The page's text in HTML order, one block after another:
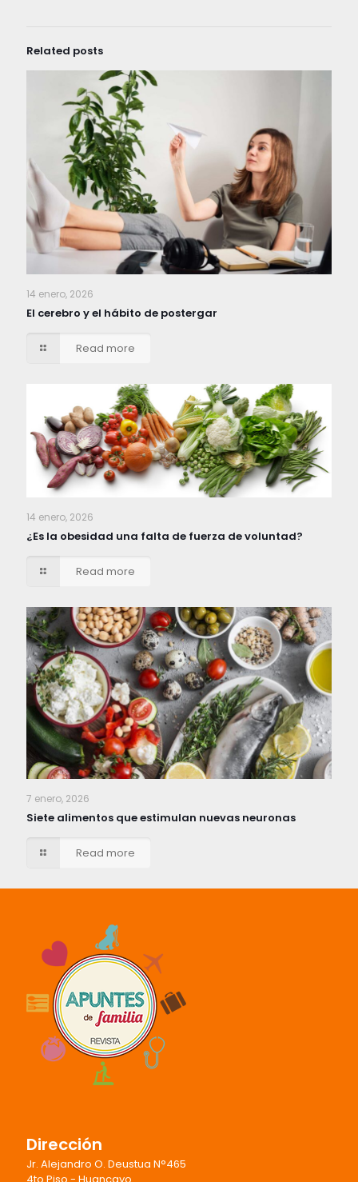
Related posts
14 enero, 2026
El cerebro y el hábito de postergar
Read more
14 enero, 2026
¿Es la obesidad una falta de fuerza de voluntad?
Read more
7 enero, 2026
Siete alimentos que estimulan nuevas neuronas
Read more
Dirección
Jr. Alejandro O. Deustua N°465